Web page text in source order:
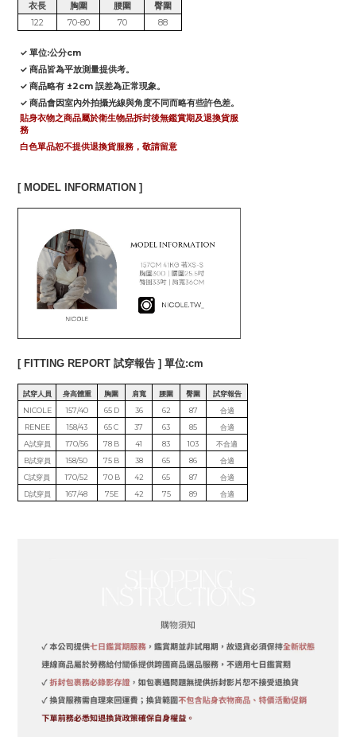
衣長
胸圍 腰圍
臀圍
122
70-80 70 88
✓ 單位:公分cm
✓ 商品皆為平放測量提供考。
✓ 商品略有 ±2cm 誤差為正常現象。
✓ 商品會因室內外拍攝光線與角度不同而略有些許色差。
貼身衣物之商品屬於衛生物品拆封後無鑑賞期及退換貨服
務
白色單品恕不提供退換貨服務，敬請留意
[ MODEL INFORMATION ]
[ FITTING REPORT 試穿報告 ] 單位:cm
試穿人員 身高體重 胸圍 肩寬 腰圍 臀圍
試穿報告
NICOLE
157/40 65 D 36 62 87
合適
RENEE
158/43 65 C 37 63 85
合適
A試穿員
170/56 78 B 41 83 103
不合適
B試穿員
158/50 75 B 38 65 86
合適
C試穿員
170/52 70 B 42 65 87
合適
D試穿員
167/48 75E 42 75 89 合適